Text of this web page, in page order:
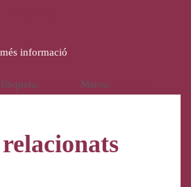
informació
Etiqueta: Marca: